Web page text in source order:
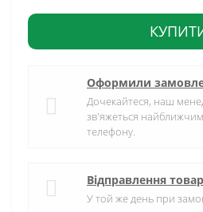
Оформили
Дочекайтеся, наш
зв'яжеться
телефону.
Відправлення
У той же день при